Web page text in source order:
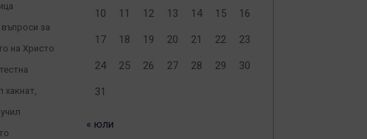
за
на Христо
хакнат,
10 11 12 13 14 15 16
17 18 19 20 21 22 23
24 25 26 27 28 29 30
31
« юли